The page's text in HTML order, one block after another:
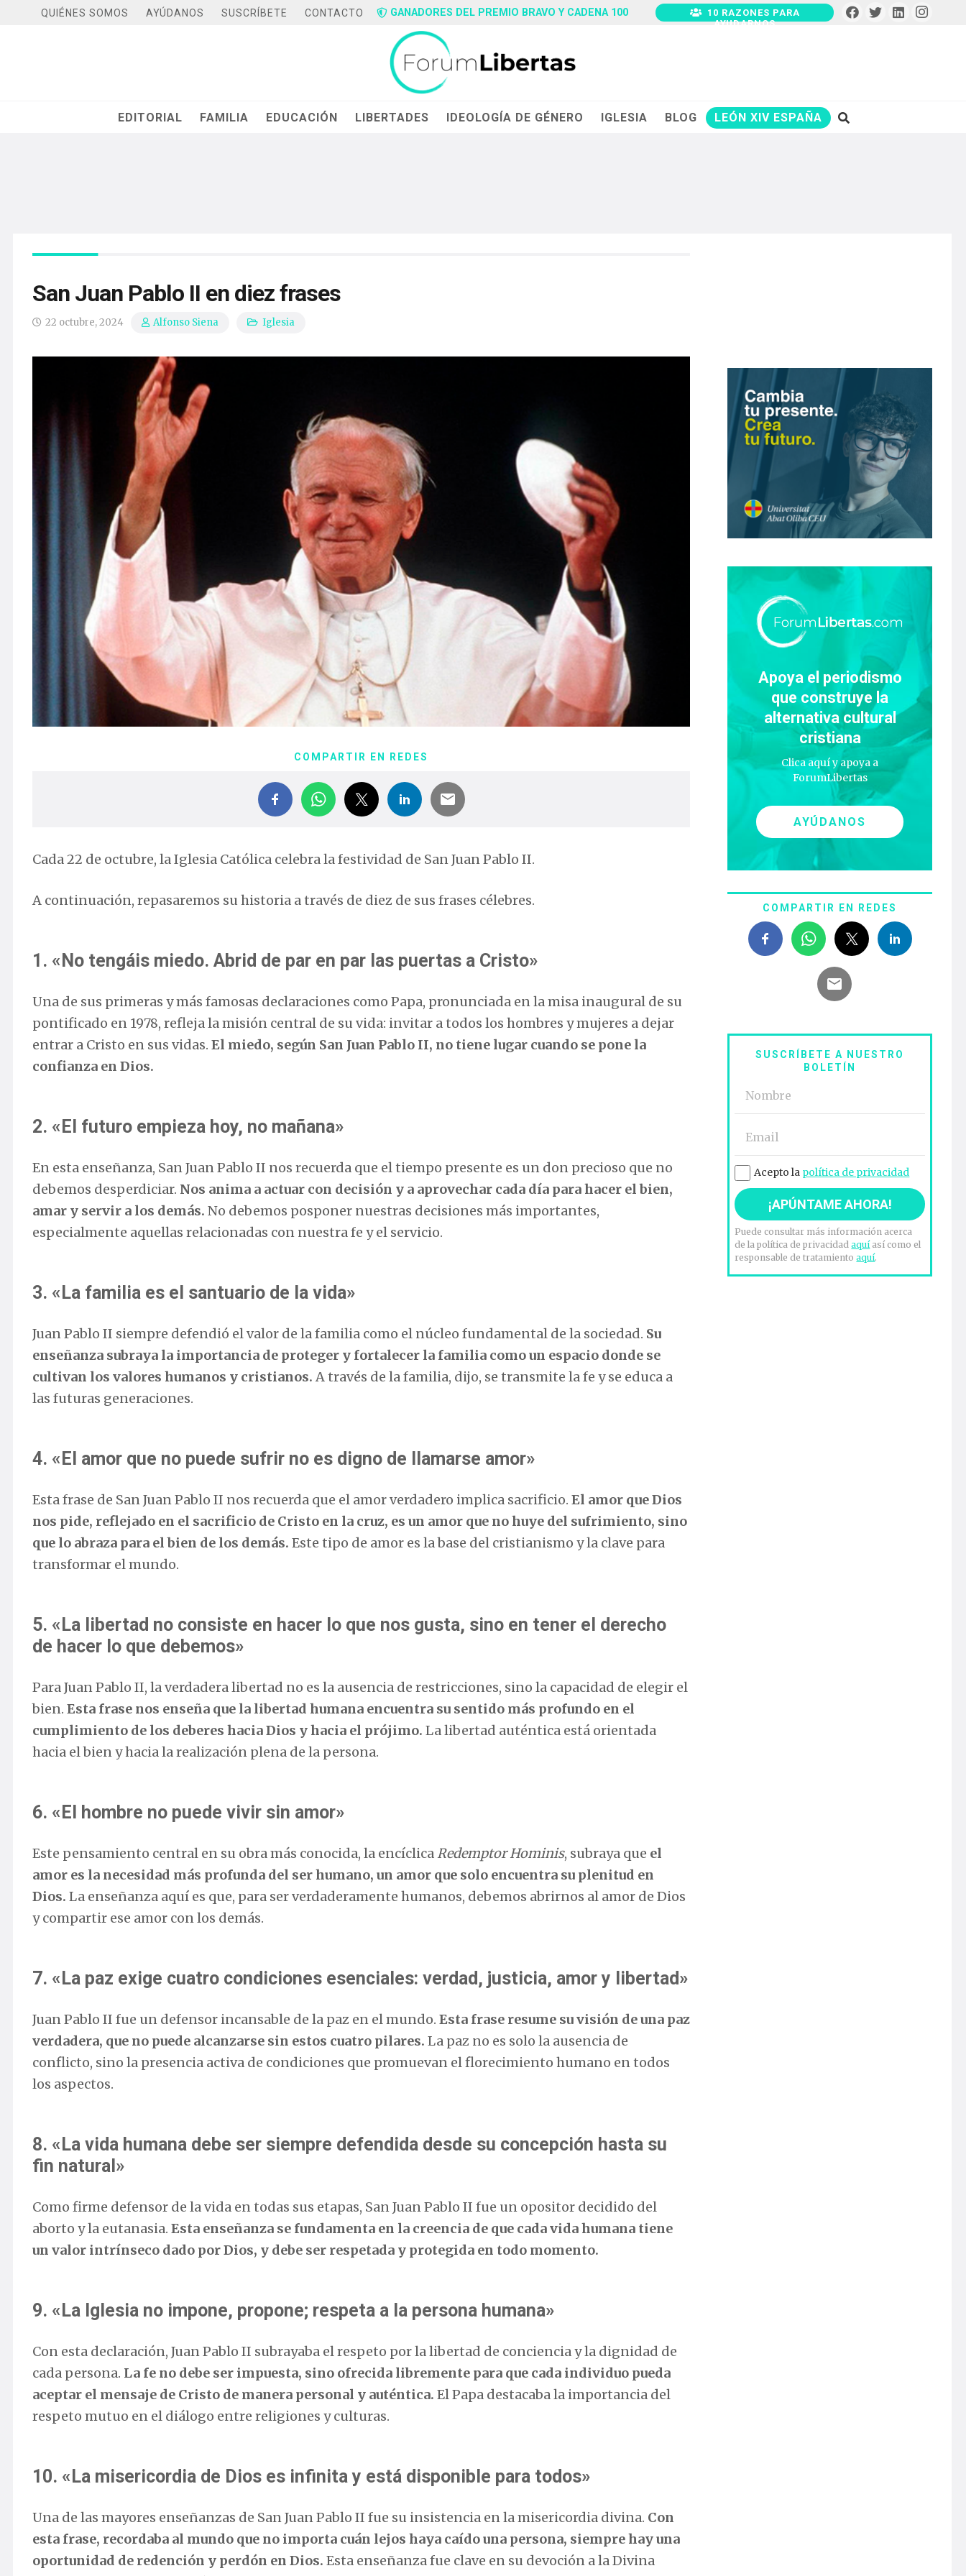
QUIÉNES SOMOS AYÚDANOS SUSCRÍBETE CONTACTO GANADORES DEL PREMIO BRAVO Y CADENA 100
10 RAZONES PARA
AYUDARNOS
EDITORIAL FAMILIA EDUCACIÓN LIBERTADES IDEOLOGÍA DE GÉNERO IGLESIA BLOG LEÓN XIV ESPAÑA
San Juan Pablo II en diez frases
22 octubre, 2024 Alfonso Siena Iglesia
COMPARTIR EN REDES
Cada 22 de octubre, la Iglesia Católica celebra la festividad de San Juan Pablo II.
A continuación, repasaremos su historia a través de diez de sus frases célebres.
1. «No tengáis miedo. Abrid de par en par las puertas a Cristo»
Una de sus primeras y más famosas declaraciones como Papa, pronunciada en la misa inaugural de su
pontificado en 1978, refleja la misión central de su vida: invitar a todos los hombres y mujeres a dejar
entrar a Cristo en sus vidas. El miedo, según San Juan Pablo II, no tiene lugar cuando se pone la
confianza en Dios.
2. «El futuro empieza hoy, no mañana»
En esta enseñanza, San Juan Pablo II nos recuerda que el tiempo presente es un don precioso que no
debemos desperdiciar. Nos anima a actuar con decisión y a aprovechar cada día para hacer el bien,
amar y servir a los demás. No debemos posponer nuestras decisiones más importantes,
especialmente aquellas relacionadas con nuestra fe y el servicio.
3. «La familia es el santuario de la vida»
Juan Pablo II siempre defendió el valor de la familia como el núcleo fundamental de la sociedad. Su
enseñanza subraya la importancia de proteger y fortalecer la familia como un espacio donde se
cultivan los valores humanos y cristianos. A través de la familia, dijo, se transmite la fe y se educa a
las futuras generaciones.
4. «El amor que no puede sufrir no es digno de llamarse amor»
Esta frase de San Juan Pablo II nos recuerda que el amor verdadero implica sacrificio. El amor que Dios
nos pide, reflejado en el sacrificio de Cristo en la cruz, es un amor que no huye del sufrimiento, sino
que lo abraza para el bien de los demás. Este tipo de amor es la base del cristianismo y la clave para
transformar el mundo.
5. «La libertad no consiste en hacer lo que nos gusta, sino en tener el derecho
de hacer lo que debemos»
Para Juan Pablo II, la verdadera libertad no es la ausencia de restricciones, sino la capacidad de elegir el
bien. Esta frase nos enseña que la libertad humana encuentra su sentido más profundo en el
cumplimiento de los deberes hacia Dios y hacia el prójimo. La libertad auténtica está orientada
hacia el bien y hacia la realización plena de la persona.
6. «El hombre no puede vivir sin amor»
Este pensamiento central en su obra más conocida, la encíclica Redemptor Hominis, subraya que el
amor es la necesidad más profunda del ser humano, un amor que solo encuentra su plenitud en
Dios. La enseñanza aquí es que, para ser verdaderamente humanos, debemos abrirnos al amor de Dios
y compartir ese amor con los demás.
7. «La paz exige cuatro condiciones esenciales: verdad, justicia, amor y libertad»
Juan Pablo II fue un defensor incansable de la paz en el mundo. Esta frase resume su visión de una paz
verdadera, que no puede alcanzarse sin estos cuatro pilares. La paz no es solo la ausencia de
conflicto, sino la presencia activa de condiciones que promuevan el florecimiento humano en todos
los aspectos.
8. «La vida humana debe ser siempre defendida desde su concepción hasta su
fin natural»
Como firme defensor de la vida en todas sus etapas, San Juan Pablo II fue un opositor decidido del
aborto y la eutanasia. Esta enseñanza se fundamenta en la creencia de que cada vida humana tiene
un valor intrínseco dado por Dios, y debe ser respetada y protegida en todo momento.
9. «La Iglesia no impone, propone; respeta a la persona humana»
Con esta declaración, Juan Pablo II subrayaba el respeto por la libertad de conciencia y la dignidad de
cada persona. La fe no debe ser impuesta, sino ofrecida libremente para que cada individuo pueda
aceptar el mensaje de Cristo de manera personal y auténtica. El Papa destacaba la importancia del
respeto mutuo en el diálogo entre religiones y culturas.
10. «La misericordia de Dios es infinita y está disponible para todos»
Una de las mayores enseñanzas de San Juan Pablo II fue su insistencia en la misericordia divina. Con
esta frase, recordaba al mundo que no importa cuán lejos haya caído una persona, siempre hay una
oportunidad de redención y perdón en Dios. Esta enseñanza fue clave en su devoción a la Divina
Apoya el periodismo
que construye la
alternativa cultural
cristiana
Clica aquí y apoya a
ForumLibertas
AYÚDANOS
COMPARTIR EN REDES
SUSCRÍBETE A NUESTRO
BOLETÍN
Acepto la política de privacidad
Puede consultar más información acerca
de la política de privacidadaquíasí como el
responsable de tratamientoaquí.